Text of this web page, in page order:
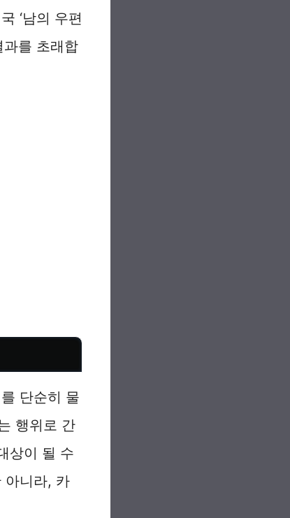
‘남의 우편
과를 초래합
단순히 물
행위로 간
상이 될 수
아니라, 카